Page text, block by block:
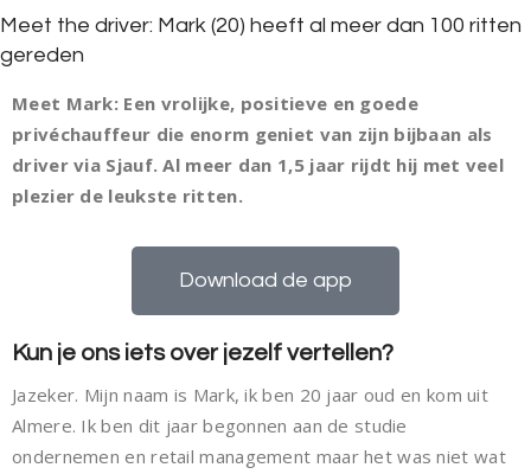
Meet the driver: Mark (20) heeft al meer dan 100 ritten
gereden
Meet Mark: Een vrolijke, positieve en goede
privéchauffeur die enorm geniet van zijn bijbaan als
driver via Sjauf. Al meer dan 1,5 jaar rijdt hij met veel
plezier de leukste ritten.
Download de app
Kun je ons iets over jezelf vertellen?
Jazeker. Mijn naam is Mark, ik ben 20 jaar oud en kom uit
Almere. Ik ben dit jaar begonnen aan de studie
ondernemen en retail management maar het was niet wat